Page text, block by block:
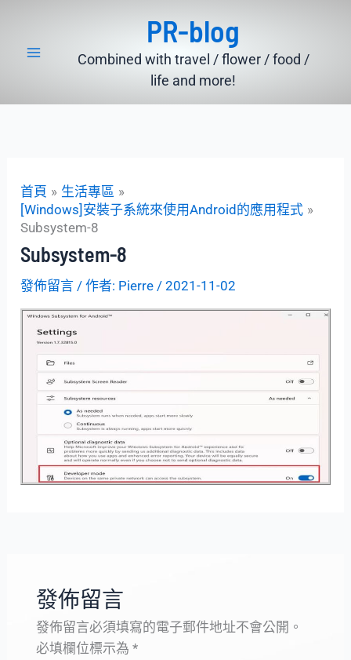
PR-blog
Combined with travel / flower / food /
life and more!
首頁
生活專區
[Windows]安裝子系統來使用Android的應用程式
Subsystem-8
Subsystem-8
發佈留言 / 作者: Pierre /2021-11-02
發佈留言
發佈留言必須填寫的電子郵件地址不會公開。
必填欄位標示為 *